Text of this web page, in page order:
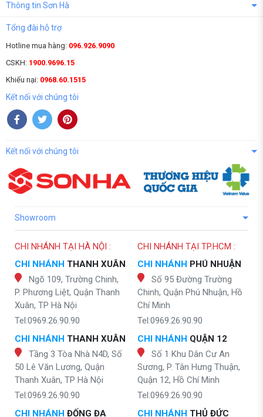
Thông tin Sơn Hà
Tổng đài hỗ trợ
Hotline mua hàng: 096.926.9090
CSKH: 1900.9696.15
Khiếu nại: 0968.60.1515
Kết nối với chúng tôi
Kết nối với chúng tôi
Showroom
CHI NHÁNH TẠI HÀ NỘI :
CHI NHÁNH THANH XUÂN
Ngõ 109, Trường Chinh,
P. Phương Liệt, Quận Thanh
Xuân, TP Hà Nội
Tel:0969.26.90.90
CHI NHÁNH THANH XUÂN
Tầng 3 Tòa Nhà N4D, Số
50 Lê Văn Lương, Quận
Thanh Xuân, TP Hà Nội
Tel:0969.26.90.90
CHI NHÁNH ĐỐNG ĐA
CHI NHÁNH TẠI TP.HCM :
CHI NHÁNH PHÚ NHUẬN
Số 95 Đường Trường
Chinh, Quận Phú Nhuận, Hồ
Chí Minh
Tel:0969.26.90.90
CHI NHÁNH QUẬN 12
Số 1 Khu Dân Cư An
Sương, P. Tân Hưng Thuận,
Quận 12, Hồ Chí Minh
Tel:0969.26.90.90
CHI NHÁNH THỦ ĐỨC